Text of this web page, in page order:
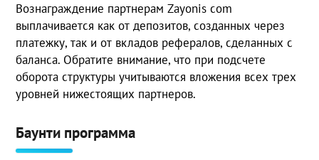
Вознаграждение партнерам Zayonis com
выплачивается как от депозитов, созданных через
платежку, так и от вкладов рефералов, сделанных с
баланса. Обратите внимание, что при подсчете
оборота структуры учитываются вложения всех трех
уровней нижестоящих партнеров.
Баунти программа